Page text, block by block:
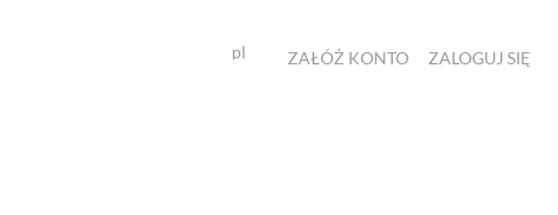
pl ZAŁÓŻ KONTO ZALOGUJ SIĘ